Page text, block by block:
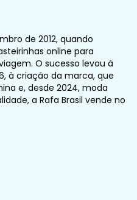
de 2012, quando
online para
O sucesso levou à
à criação da marca, que
e, desde 2024, moda
a Rafa Brasil vende no